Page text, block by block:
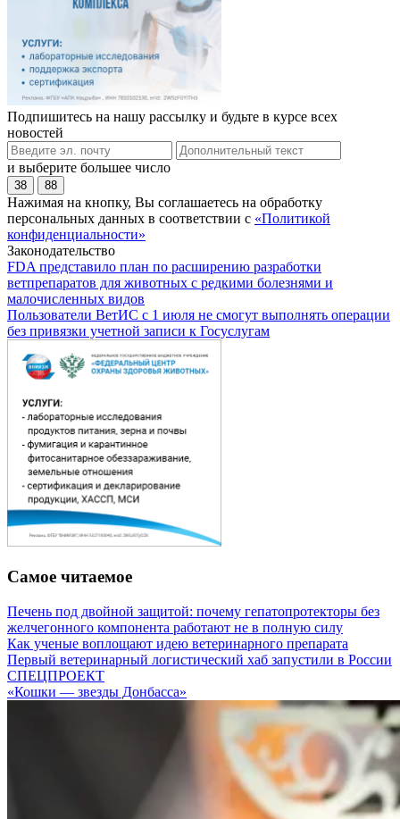
Подпишитесь на нашу рассылку и будьте в курсе всех
новостей
и выберите большее число
38 88
Нажимая на кнопку, Вы соглашаетесь на обработку
персональных данных в соответствии с «Политикой
конфиденциальности»
Законодательство
FDA представило план по расширению разработки
ветпрепаратов для животных с редкими болезнями и
малочисленных видов
Пользователи ВетИС с 1 июля не смогут выполнять операции
без привязки учетной записи к Госуслугам
Самое читаемое
Печень под двойной защитой: почему гепатопротекторы без
желчегонного компонента работают не в полную силу
Как ученые воплощают идею ветеринарного препарата
Первый ветеринарный логистический хаб запустили в России
СПЕЦПРОЕКТ
«Кошки — звезды Донбасса»